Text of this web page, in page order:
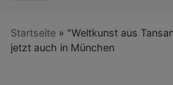
Startseite
"Weltkunst aus
jetzt auch in München